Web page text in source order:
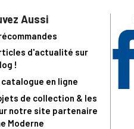
Aussi
d'actualité sur
!
en ligne
de collection & les
notre site partenaire
Moderne